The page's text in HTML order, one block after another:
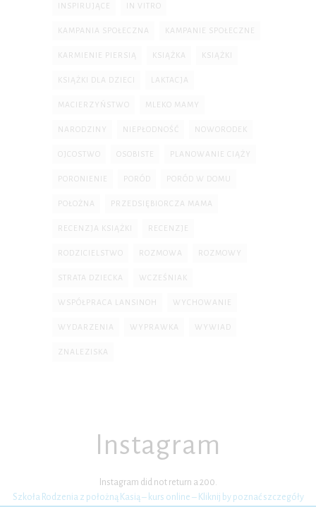
INSPIRUJĄCE IN VITRO
KAMPANIA SPOŁECZNA KAMPANIE SPOŁECZNE
KARMIENIE PIERSIĄ KSIĄŻKA KSIĄŻKI
KSIĄŻKI DLA DZIECI LAKTACJA
MACIERZYŃSTWO MLEKO MAMY
NARODZINY NIEPŁODNOŚĆ NOWORODEK
OJCOSTWO OSOBISTE PLANOWANIE CIĄŻY
PORONIENIE PORÓD PORÓD W DOMU
POŁOŻNA PRZEDSIĘBIORCZA MAMA
RECENZJA KSIĄŻKI RECENZJE
RODZICIELSTWO ROZMOWA ROZMOWY
STRATA DZIECKA WCZEŚNIAK
WSPÓŁPRACA LANSINOH WYCHOWANIE
WYDARZENIA WYPRAWKA WYWIAD
ZNALEZISKA
Instagram
Instagram did not return a 200.
Szkoła Rodzenia z położną Kasią – kurs online – Kliknij by poznać szczegóły